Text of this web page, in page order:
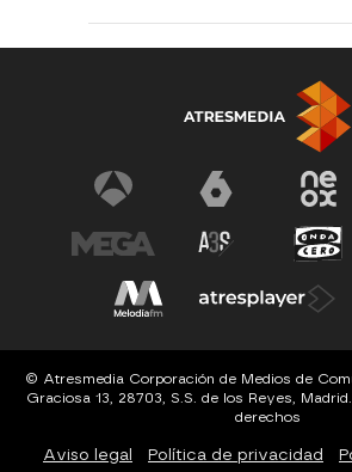
© Atresmedia Corporación de Medios de
Graciosa 13, 28703, S.S. de los Reyes,
derechos
Aviso legal Política de privacidad